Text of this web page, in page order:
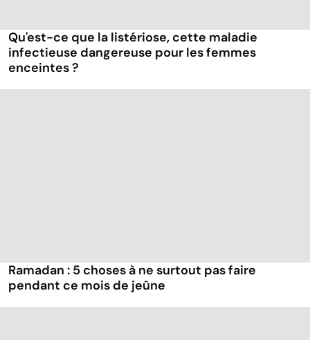
Qu'est-ce que la listériose, cette maladie
infectieuse dangereuse pour les femmes
enceintes ?
Ramadan : 5 choses à ne surtout pas faire
pendant ce mois de jeûne